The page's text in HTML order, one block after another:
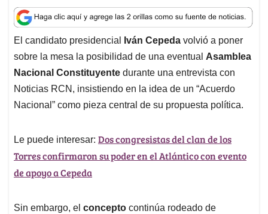
a
t
s
A
p
p
c
e
b
o
o
k
n
k
e
d
I
n
a
i
l
r
e
a
d
s
El candidato presidencial Iván Cepeda volvió a poner
sobre la mesa la posibilidad de una eventual Asamblea
Nacional Constituyente durante una entrevista con
Noticias RCN, insistiendo en la idea de un “Acuerdo
Nacional” como pieza central de su propuesta política.
Le puede interesar: Dos congresistas del clan de los
Torres confirmaron su poder en el Atlántico con evento
de apoyo a Cepeda
Sin embargo, el concepto continúa rodeado de